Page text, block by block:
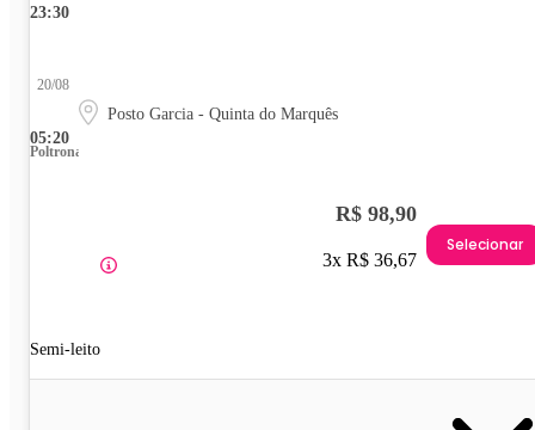
23:30
05:20
20/08
Posto Garcia - Quinta do Marquês
Poltrona
Semi-leito
R$ 98,90
3x R$ 36,67
Selecionar